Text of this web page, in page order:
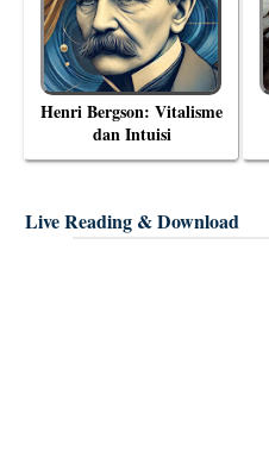
Henri Bergson: Vitalisme
dan Intuisi
Live Reading & Download